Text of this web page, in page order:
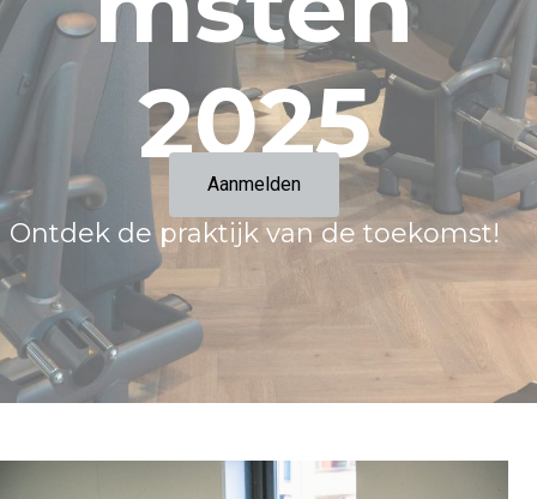
2025
Aanmelden
Ontdek de praktijk van de toekomst!